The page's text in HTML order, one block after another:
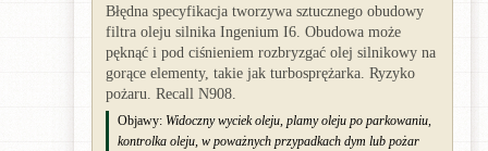
Błędna specyfikacja tworzywa sztucznego obudowy
filtra oleju silnika Ingenium I6. Obudowa może
pęknąć i pod ciśnieniem rozbryzgać olej silnikowy na
gorące elementy, takie jak turbosprężarka. Ryzyko
pożaru. Recall N908.
Objawy: Widoczny wyciek oleju, plamy oleju po parkowaniu,
kontrolka oleju, w poważnych przypadkach dym lub pożar